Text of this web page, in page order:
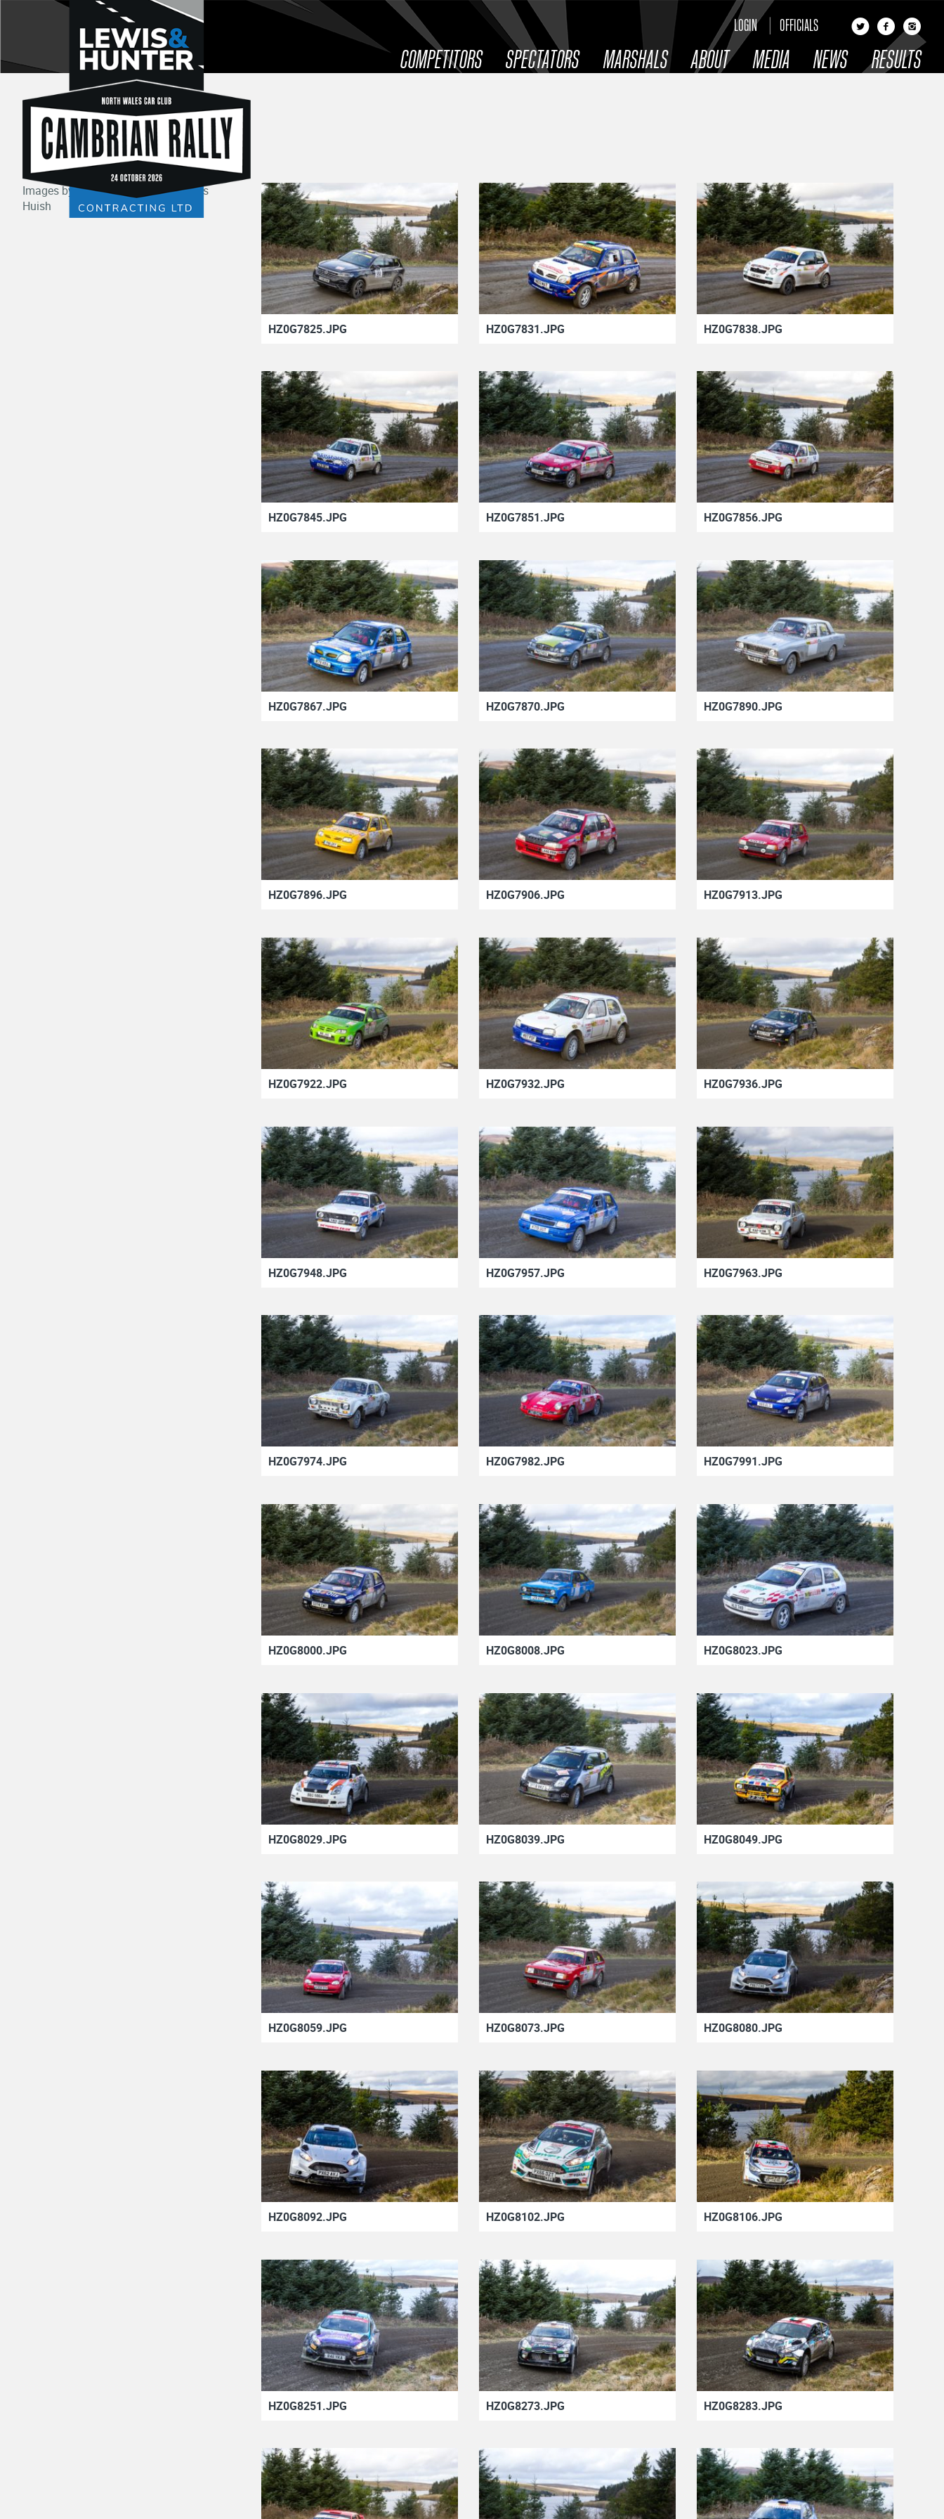
COMPETITORS SPECTATORS MARSHALS ABOUT MEDIA NEWS RESULTS
LOGIN OFFICIALS
CAMBRIAN RALLY 2019
Images by official photographer Chris
Huish
HZ0G7825.JPG HZ0G7831.JPG HZ0G7838.JPG
HZ0G7845.JPG HZ0G7851.JPG HZ0G7856.JPG
HZ0G7867.JPG HZ0G7870.JPG HZ0G7890.JPG
HZ0G7896.JPG HZ0G7906.JPG HZ0G7913.JPG
HZ0G7922.JPG HZ0G7932.JPG HZ0G7936.JPG
HZ0G7948.JPG HZ0G7957.JPG HZ0G7963.JPG
HZ0G7974.JPG HZ0G7982.JPG HZ0G7991.JPG
HZ0G8000.JPG HZ0G8008.JPG HZ0G8023.JPG
HZ0G8029.JPG HZ0G8039.JPG HZ0G8049.JPG
HZ0G8059.JPG HZ0G8073.JPG HZ0G8080.JPG
HZ0G8092.JPG HZ0G8102.JPG HZ0G8106.JPG
HZ0G8251.JPG HZ0G8273.JPG HZ0G8283.JPG